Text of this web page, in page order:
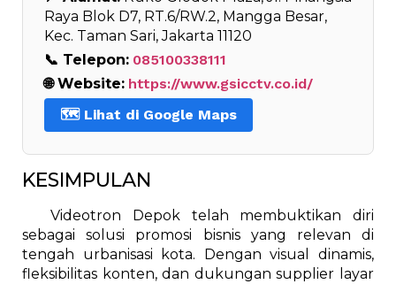
Raya Blok D7, RT.6/RW.2, Mangga Besar,
Kec. Taman Sari, Jakarta 11120
📞 Telepon: 085100338111
🌐 Website: https://www.gsicctv.co.id/
🗺️ Lihat di Google Maps
KESIMPULAN
Videotron Depok telah membuktikan diri
sebagai solusi promosi bisnis yang relevan di
tengah urbanisasi kota. Dengan visual dinamis,
fleksibilitas konten, dan dukungan supplier layar